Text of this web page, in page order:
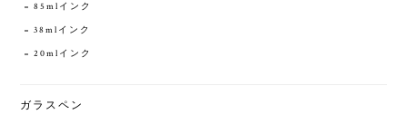
85mlインク
38mlインク
20mlインク
ガラスペン